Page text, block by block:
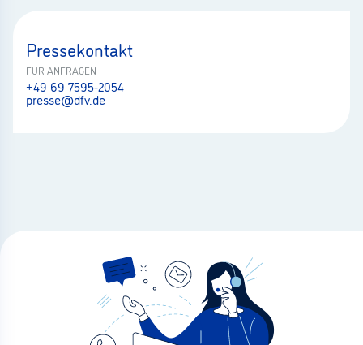
Pressekontakt
FÜR ANFRAGEN
+49 69 7595-2054
presse@dfv.de